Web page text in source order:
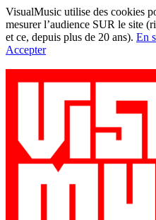
VisualMusic utilise des cookies
mesurer l’audience SUR le site
et ce, depuis plus de 20 ans). En
Accepter